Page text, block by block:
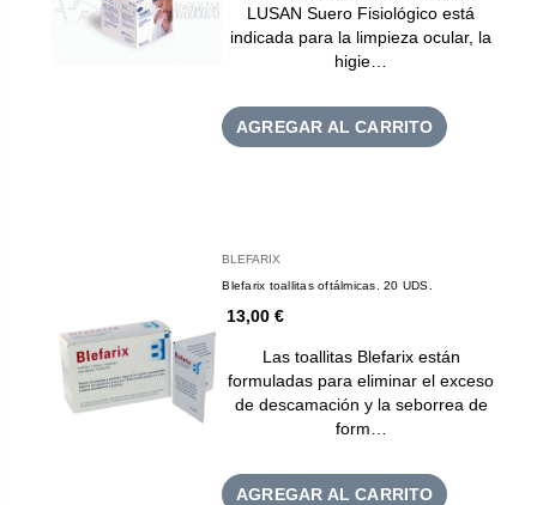
LUSAN Suero Fisiológico está
indicada para la limpieza ocular, la
higie…
AGREGAR AL CARRITO
BLEFARIX
Blefarix toallitas oftálmicas. 20 UDS.
13,00 €
Las toallitas Blefarix están
formuladas para eliminar el exceso
de descamación y la seborrea de
form…
AGREGAR AL CARRITO